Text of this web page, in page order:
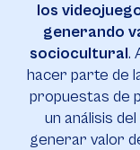
los
generando
sociocultural.
hacer parte de
propuestas de
un análisis
generar valor